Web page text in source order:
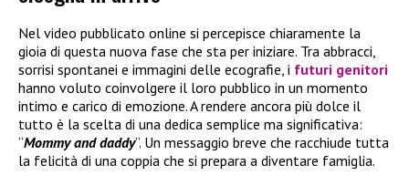
Nel video pubblicato online si percepisce chiaramente la
gioia di questa nuova fase che sta per iniziare. Tra abbracci,
sorrisi spontanei e immagini delle ecografie, i futuri genitori
hanno voluto coinvolgere il loro pubblico in un momento
intimo e carico di emozione. A rendere ancora più dolce il
tutto è la scelta di una dedica semplice ma significativa:
“Mommy and daddy”. Un messaggio breve che racchiude tutta
la felicità di una coppia che si prepara a diventare famiglia.